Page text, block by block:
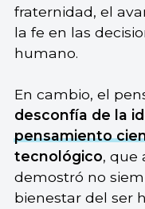
fraternidad, el
la fe en las
humano.
En cambio, el
desconfía de la
pensamiento
tecnológico, que
demostró no
bienestar del ser